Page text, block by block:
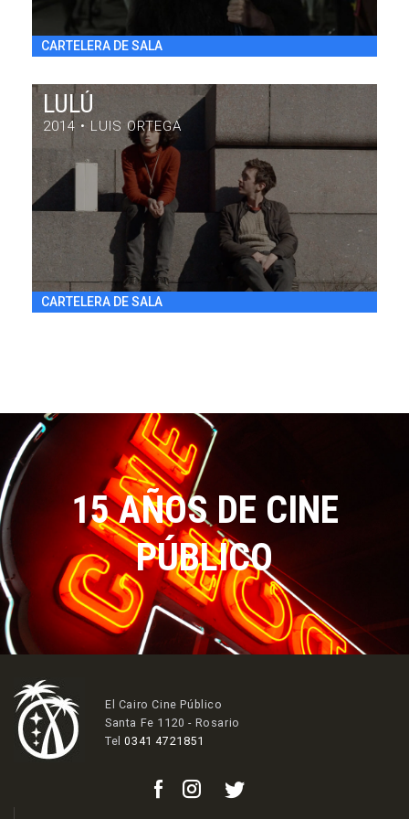
CARTELERA DE SALA
LULÚ
2014 • LUIS ORTEGA
CARTELERA DE SALA
LULÚ
DRAMA / 84' / ARGENTINA / 2014
VIE 31/7 20:30h
15 AÑOS DE CINE
PÚBLICO
El Cairo Cine Público
Santa Fe 1120 - Rosario
Tel0341 4721851